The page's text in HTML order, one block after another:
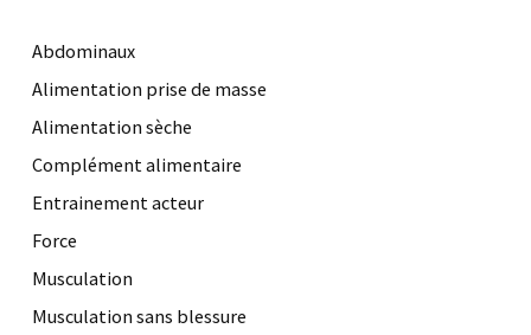
Abdominaux
Alimentation prise de masse
Alimentation sèche
Complément alimentaire
Entrainement acteur
Force
Musculation
Musculation sans blessure